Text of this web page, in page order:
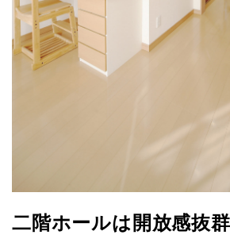
二階ホールは開放感抜